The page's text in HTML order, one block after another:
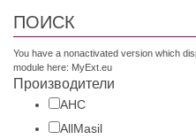
ПОИСК
You have a nonactivated version which
module here: MyExt.eu
Производители
AHC
AllMasil